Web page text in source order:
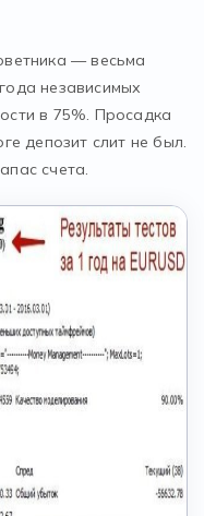
— весьма
независимых
в 75%. Просадка
депозит слит не был.
счета.